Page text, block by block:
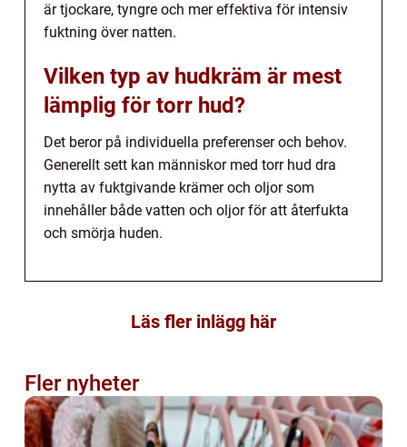
är tjockare, tyngre och mer effektiva för intensiv
fuktning över natten.
Vilken typ av hudkräm är mest
lämplig för torr hud?
Det beror på individuella preferenser och behov.
Generellt sett kan människor med torr hud dra
nytta av fuktgivande krämer och oljor som
innehåller både vatten och oljor för att återfukta
och smörja huden.
Läs fler inlägg här
Fler nyheter